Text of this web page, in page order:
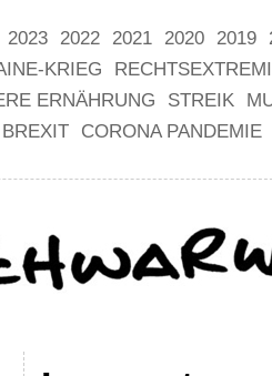
2023 2022 2021 2020 2019
KRIEG
ERNÄHRUNG STREIK
BREXIT
CORONA PANDEMIE